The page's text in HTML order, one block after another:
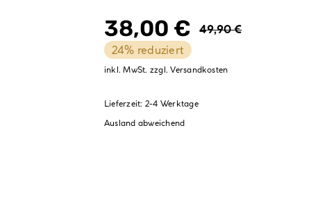
49,90€
38,00 €
24% reduziert
inkl. MwSt. zzgl.Versandkosten
Lieferzeit: 2-4 Werktage
Ausland abweichend